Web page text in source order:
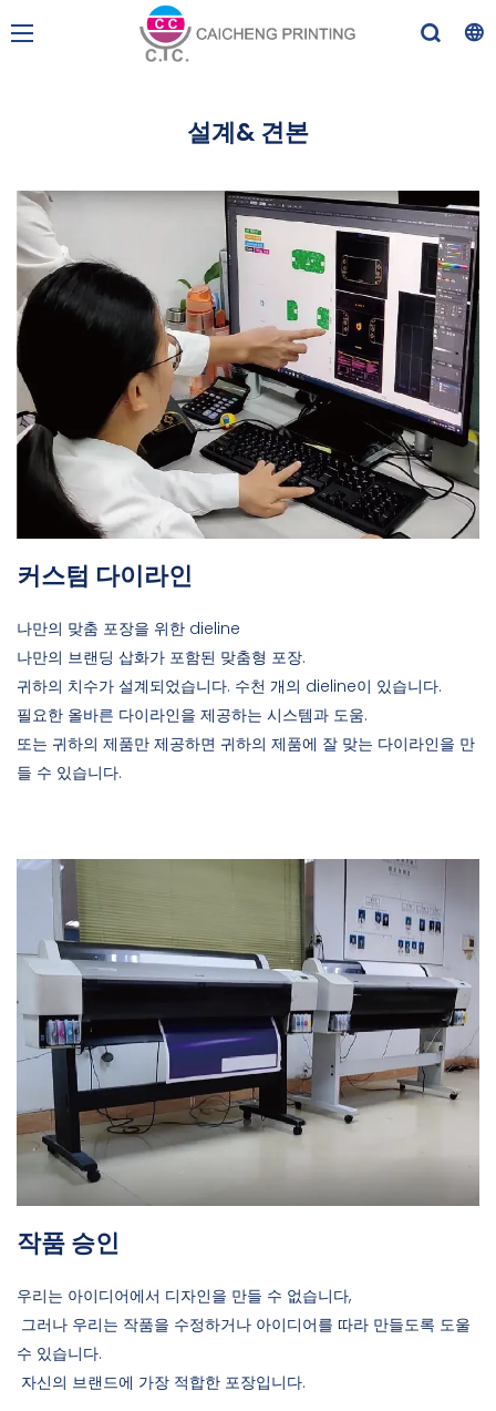
설계& 견본
커스텀 다이라인
나만의 맞춤 포장을 위한 dieline
나만의 브랜딩 삽화가 포함된 맞춤형 포장.
귀하의 치수가 설계되었습니다. 수천 개의 dieline이 있습니다.
필요한 올바른 다이라인을 제공하는 시스템과 도움.
또는 귀하의 제품만 제공하면 귀하의 제품에 잘 맞는 다이라인을 만
들 수 있습니다.
작품 승인
우리는 아이디어에서 디자인을 만들 수 없습니다,
그러나 우리는 작품을 수정하거나 아이디어를 따라 만들도록 도울
수 있습니다.
자신의 브랜드에 가장 적합한 포장입니다.